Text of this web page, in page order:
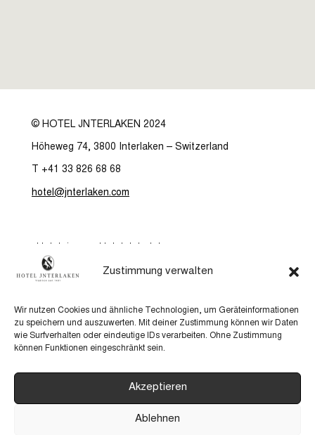
Zustimmung verwalten
Wir nutzen Cookies und ähnliche Technologien, um Geräteinformationen
zu speichern und auszuwerten. Mit deiner Zustimmung können wir Daten
wie Surfverhalten oder eindeutige IDs verarbeiten. Ohne Zustimmung
können Funktionen eingeschränkt sein.
Akzeptieren
Ablehnen
© HOTEL JNTERLAKEN 2024
Höheweg 74, 3800 Interlaken – Switzerland
T +41 33 826 68 68
hotel@jnterlaken.com
Hotelzimmer Hotel Jnterlaken
Hotel Jnterlaken
5th Floor
Gutscheine
Verwöhnpakete
Jobs
Impressum & Datenschutzerklärung
KI-Leitlinien